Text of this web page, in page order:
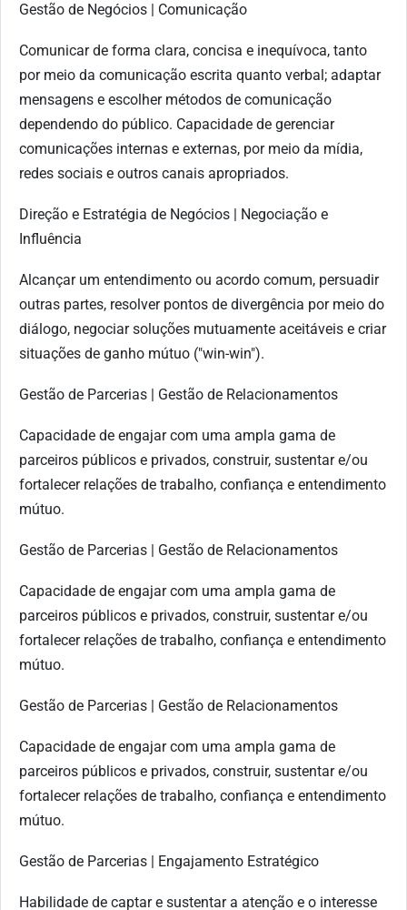
Gestão de Negócios | Comunicação
Comunicar de forma clara, concisa e inequívoca, tanto
por meio da comunicação escrita quanto verbal; adaptar
mensagens e escolher métodos de comunicação
dependendo do público. Capacidade de gerenciar
comunicações internas e externas, por meio da mídia,
redes sociais e outros canais apropriados.
Direção e Estratégia de Negócios | Negociação e
Influência
Alcançar um entendimento ou acordo comum, persuadir
outras partes, resolver pontos de divergência por meio do
diálogo, negociar soluções mutuamente aceitáveis e criar
situações de ganho mútuo ("win-win").
Gestão de Parcerias | Gestão de Relacionamentos
Capacidade de engajar com uma ampla gama de
parceiros públicos e privados, construir, sustentar e/ou
fortalecer relações de trabalho, confiança e entendimento
mútuo.
Gestão de Parcerias | Gestão de Relacionamentos
Capacidade de engajar com uma ampla gama de
parceiros públicos e privados, construir, sustentar e/ou
fortalecer relações de trabalho, confiança e entendimento
mútuo.
Gestão de Parcerias | Gestão de Relacionamentos
Capacidade de engajar com uma ampla gama de
parceiros públicos e privados, construir, sustentar e/ou
fortalecer relações de trabalho, confiança e entendimento
mútuo.
Gestão de Parcerias | Engajamento Estratégico
Habilidade de captar e sustentar a atenção e o interesse